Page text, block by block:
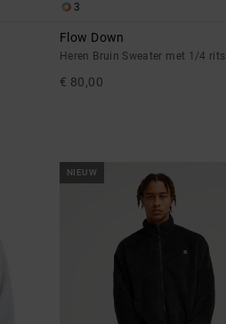
3
Flow Down
Heren Bruin Sweater met 1/4 rits
€ 80,00
NIEUW